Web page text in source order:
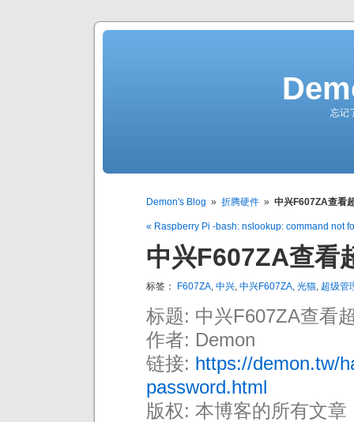
忘记
Demon's Blog » 折腾硬件 » 中兴F607ZA查看
« Raspberry Pi -bash: nslookup: command not
中兴F607ZA查看
标签： F607ZA, 中兴, 中兴F607ZA, 光猫, 超级管
标题: 中兴F607ZA查看
作者: Demon
链接: https://demon.tw/
password.html
版权: 本博客的所有文章